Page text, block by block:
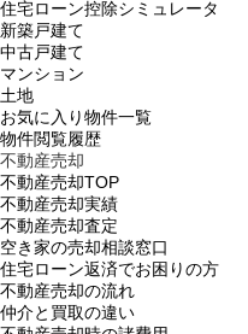
住宅ローン控除シミュレータ
新築戸建て
中古戸建て
マンション
土地
お気に入り物件一覧
物件閲覧履歴
不動産売却
不動産売却TOP
不動産売却実績
不動産売却査定
空き家の売却相談窓口
住宅ローン返済でお困りの方
不動産売却の流れ
仲介と買取の違い